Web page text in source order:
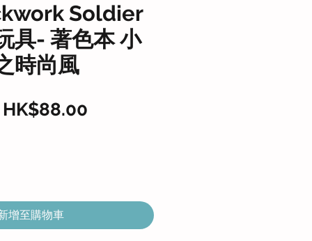
Soldier
具- 著色本 小
時尚風
HK$88.00
增至購物車